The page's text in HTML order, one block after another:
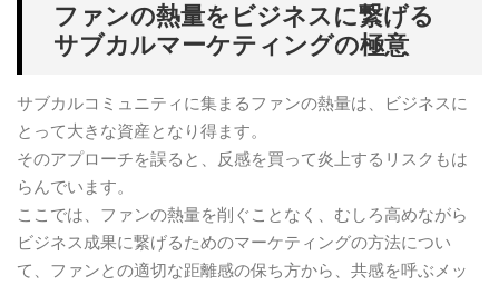
ファンの熱量をビジネスに繋げる
サブカルマーケティングの極意
サブカルコミュニティに集まるファンの熱量は、ビジネスに
とって大きな資産となり得ます。
そのアプローチを誤ると、反感を買って炎上するリスクもは
らんでいます。
ここでは、ファンの熱量を削ぐことなく、むしろ高めながら
ビジネス成果に繋げるためのマーケティングの方法につい
て、ファンとの適切な距離感の保ち方から、共感を呼ぶメッ